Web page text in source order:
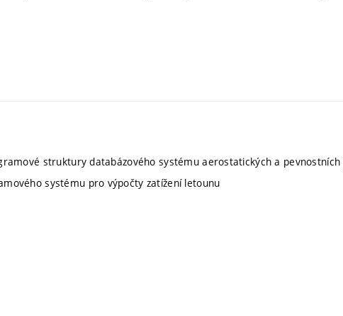
struktury databázového systému aerostatických a pevnostních
systému pro výpočty zatížení letounu